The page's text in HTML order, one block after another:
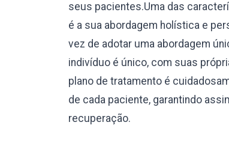
seus pacientes.Uma das
é a sua abordagem holística e
vez de adotar uma abordagem
indivíduo é único, com suas
plano de tratamento é
de cada paciente, garantindo
recuperação.